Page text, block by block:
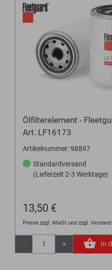
Ölfilterelement -
Art. LF16173
Artikelnummer: 98897
Standardversand
(Lieferzeit 2-3 Werktage)
13,50 €
Preise zzgl. MwSt und zzgl. Versand
- + In